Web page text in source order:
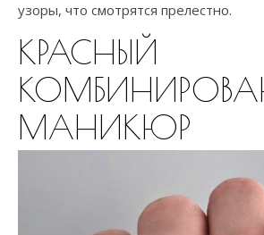
узоры, что смотрятся прелестно.
КРАСНЫЙ
МАНИКЮР